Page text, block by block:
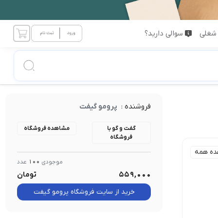
سوالی دارید؟
همه
فروشنده : پرومو گیفت
گفت و گو با
فروشگاه
مشاهده فروشگاه
موجودی 100 عدد
559,000 تومان
خرید از سایت فروشگاه پرومو گیفت